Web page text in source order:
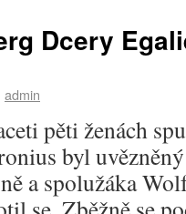
Dcery
admin
pěti ženách
byl
a spolužáka